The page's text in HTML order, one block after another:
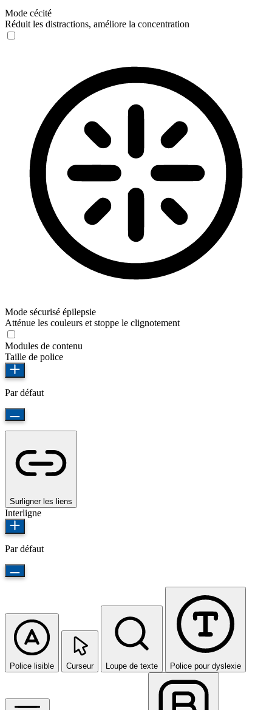
Mode cécité
Réduit les distractions, améliore la concentration
Mode sécurisé épilepsie
Atténue les couleurs et stoppe le clignotement
Modules de contenu
Taille de police
Par défaut
Surligner les liens
Interligne
Par défaut
Police lisible Curseur Loupe de texte Police pour dyslexie